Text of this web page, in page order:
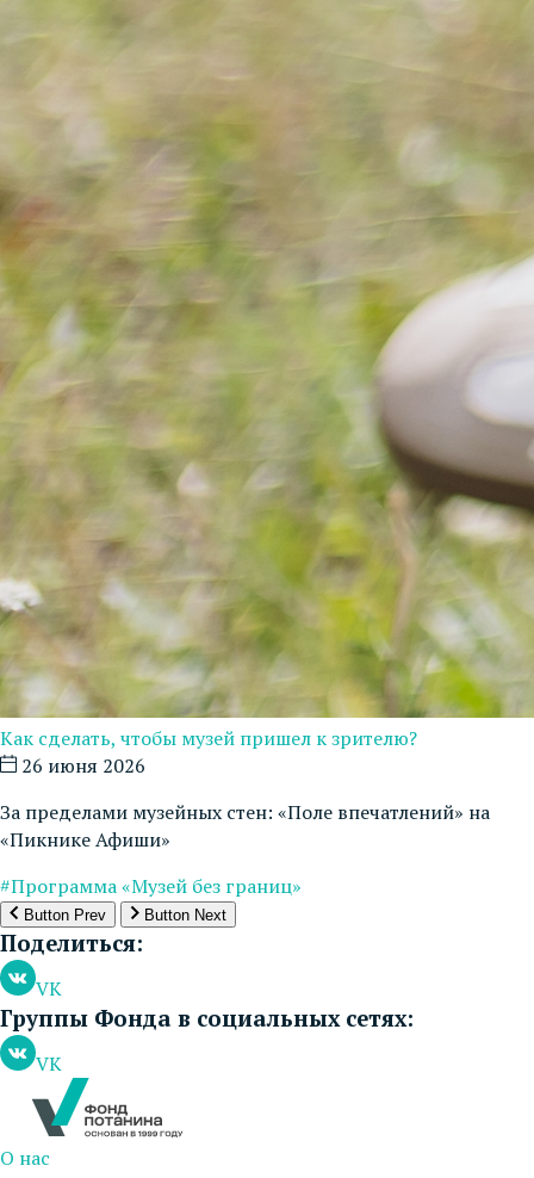
Как сделать, чтобы музей пришел к зрителю?
26 июня 2026
За пределами музейных стен: «Поле впечатлений» на
«Пикнике Афиши»
#Программа «Музей без границ»
Button Prev Button Next
Поделиться:
VK
Группы Фонда в социальных сетях:
VK
О нас